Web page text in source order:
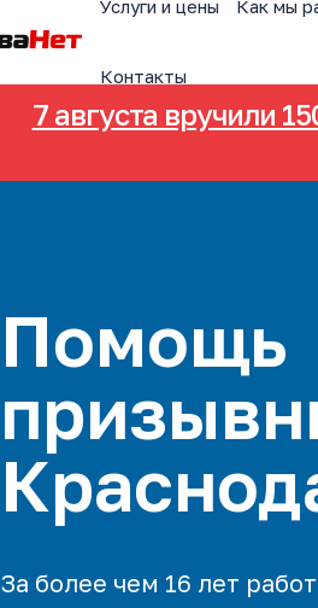
Услуги и цены Как мы
Контакты
7 августа вручили
Помощь
За более чем 16 лет